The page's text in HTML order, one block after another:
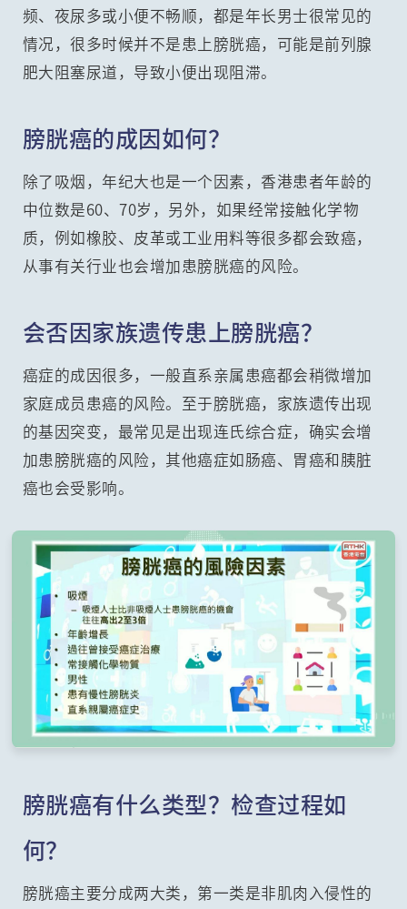
频、夜尿多或小便不畅顺，都是年长男士很常见的
情况，很多时候并不是患上膀胱癌，可能是前列腺
肥大阻塞尿道，导致小便出现阻滞。
膀胱癌的成因如何？
除了吸烟，年纪大也是一个因素，香港患者年龄的
中位数是60、70岁，另外，如果经常接触化学物
质，例如橡胶、皮革或工业用料等很多都会致癌，
从事有关行业也会增加患膀胱癌的风险。
会否因家族遗传患上膀胱癌？
癌症的成因很多，一般直系亲属患癌都会稍微增加
家庭成员患癌的风险。至于膀胱癌，家族遗传出现
的基因突变，最常见是出现连氏综合症，确实会增
加患膀胱癌的风险，其他癌症如肠癌、胃癌和胰脏
癌也会受影响。
膀胱癌有什么类型？检查过程如
何？
膀胱癌主要分成两大类，第一类是非肌肉入侵性的